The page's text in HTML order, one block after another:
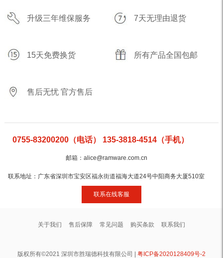
升级三年维保服务 7天无理由退货
15天免费换货 所有产品全国包邮
售后无忧 官方售后
0755-83200200（电话） 135-3818-4514（手机）
邮箱：alice@ramware.com.cn
联系地址：广东省深圳市宝安区福永街道福海大道24号中阳商务大厦510室
联系在线客服
关于我们 售后保障 常见问题 购买条款 联系我们
版权所有©2021 深圳市胜瑞德科技有限公司 | 粤ICP备2020128409号-2